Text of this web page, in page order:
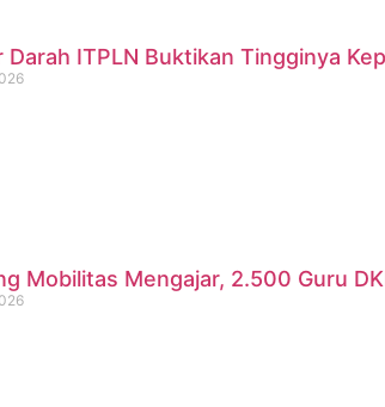
Darah ITPLN Buktikan Tingginya
Mobilitas Mengajar, 2.500 Guru